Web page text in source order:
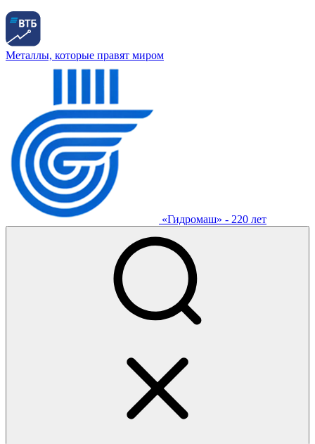
Металлы, которые правят миром
«Гидромаш» - 220 лет